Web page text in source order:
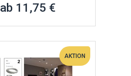
ab 11,75 €
AKTION